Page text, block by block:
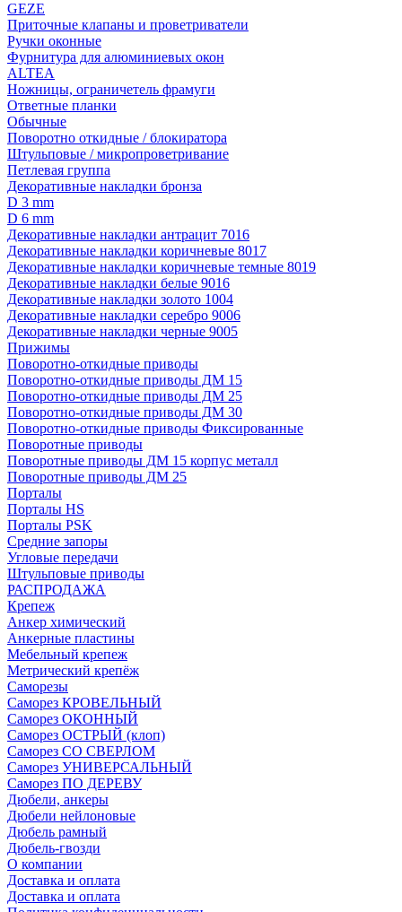
GEZE
Приточные клапаны и проветриватели
Ручки оконные
Фурнитура для алюминиевых окон
ALTEA
Ножницы, ограничетель фрамуги
Ответные планки
Обычные
Поворотно откидные / блокиратора
Штульповые / микропроветривание
Петлевая группа
Декоративные накладки бронза
D 3 mm
D 6 mm
Декоративные накладки антрацит 7016
Декоративные накладки коричневые 8017
Декоративные накладки коричневые темные 8019
Декоративные накладки белые 9016
Декоративные накладки золото 1004
Декоративные накладки серебро 9006
Декоративные накладки черные 9005
Прижимы
Поворотно-откидные приводы
Поворотно-откидные приводы ДМ 15
Поворотно-откидные приводы ДМ 25
Поворотно-откидные приводы ДМ 30
Поворотно-откидные приводы Фиксированные
Поворотные приводы
Поворотные приводы ДМ 15 корпус металл
Поворотные приводы ДМ 25
Порталы
Порталы HS
Порталы PSK
Средние запоры
Угловые передачи
Штульповые приводы
РАСПРОДАЖА
Крепеж
Анкер химический
Анкерные пластины
Мебельный крепеж
Метрический крепёж
Саморезы
Саморез КРОВЕЛЬНЫЙ
Саморез ОКОННЫЙ
Саморез ОСТРЫЙ (клоп)
Саморез СО СВЕРЛОМ
Саморез УНИВЕРСАЛЬНЫЙ
Саморез ПО ДЕРЕВУ
Дюбели, анкеры
Дюбели нейлоновые
Дюбель рамный
Дюбель-гвозди
О компании
Доставка и оплата
Доставка и оплата